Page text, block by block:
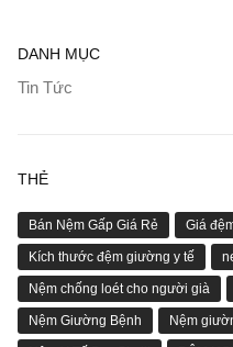
DANH MỤC
Tin Tức
THẺ
Bán Nệm Gấp Giá Rẻ Giá
Kích thước đệm giường y tế
Nệm chống loét cho người già
Nệm Giường Bệnh Nệm